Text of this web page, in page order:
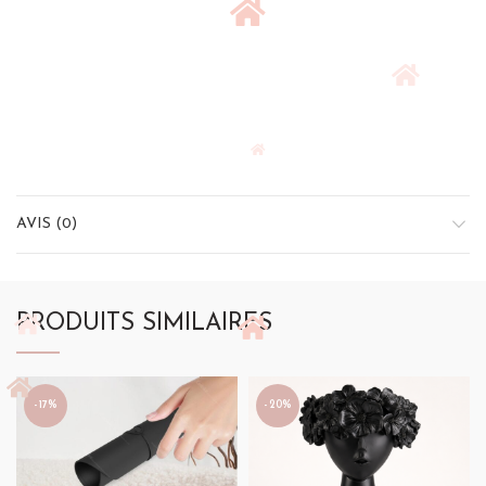
AVIS (0)
PRODUITS SIMILAIRES
-17% -20%